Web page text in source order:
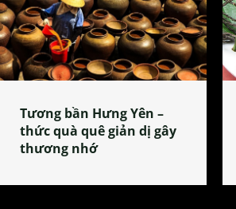
Tương bần Hưng Yên –
thức quà quê giản dị gây
thương nhớ